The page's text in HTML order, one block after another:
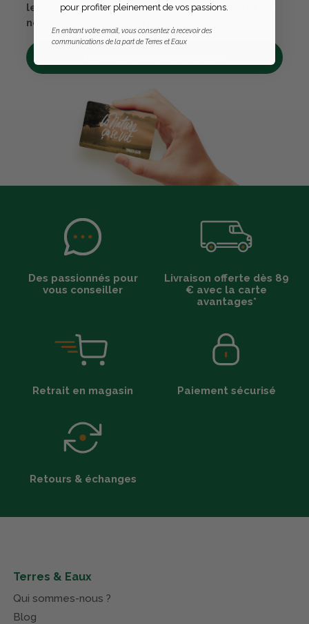
les en bons cadeaux. Bénéficiez également de
nombreux autres avantages.
Des passionnés pour
vous conseiller
Livraison offerte dès 89
€ avec la carte
avantages*
Retrait en magasin Paiement sécurisé
Retours & échanges
Terres & Eaux
Qui sommes-nous ?
Blog
pour profiter pleinement de vos passions.
En entrant votre email, vous consentez à recevoir des
communications de la part de Terres et Eaux